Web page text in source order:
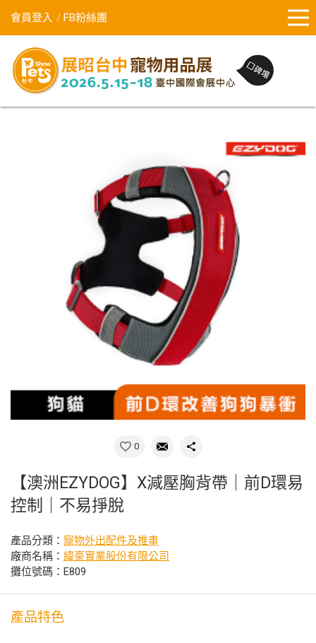
會員登入 FB粉絲團
0
【澳洲EZYDOG】X減壓胸背帶｜前D環易
控制｜不易掙脫
產品分類： 寵物外出配件及推車
廠商名稱： 緯豪實業股份有限公司
攤位號碼：E809
產品特色